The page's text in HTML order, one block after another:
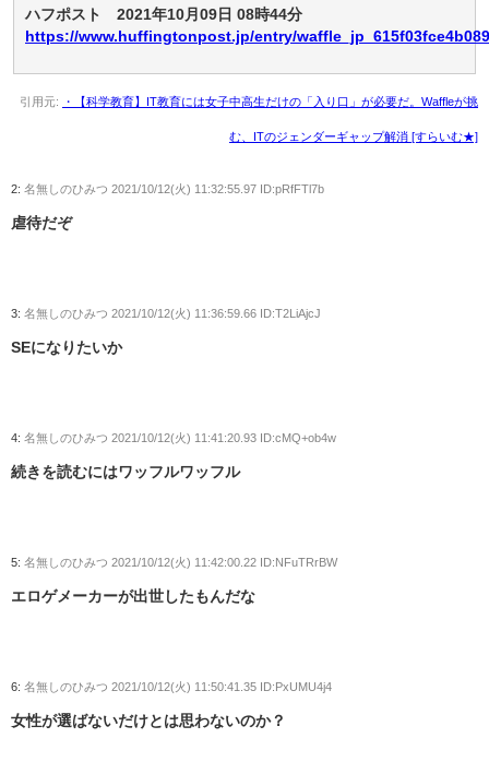
ハフポスト 2021年10月09日 08時44分
https://www.huffingtonpost.jp/entry/
引用元: ・【科学教育】IT教育には女子中高生だけの「入り口」が必要だ。Waffleが挑
む、ITのジェンダーギャップ解消 [すらいむ★]
2: 名無しのひみつ 2021/10/12(火) 11:32:55.97 ID:pRfFTl7b
虐待だぞ
3: 名無しのひみつ 2021/10/12(火) 11:36:59.66 ID:T2LiAjcJ
SEになりたいか
4: 名無しのひみつ 2021/10/12(火) 11:41:20.93 ID:cMQ+ob4w
続きを読むにはワッフルワッフル
5: 名無しのひみつ 2021/10/12(火) 11:42:00.22 ID:NFuTRrBW
エロゲメーカーが出世したもんだな
6: 名無しのひみつ 2021/10/12(火) 11:50:41.35 ID:PxUMU4j4
女性が選ばないだけとは思わないのか？